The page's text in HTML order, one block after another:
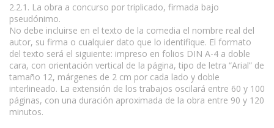
2.2.1. La obra a concurso por triplicado, firmada bajo
pseudónimo.
No debe incluirse en el texto de la comedia el nombre real del
autor, su firma o cualquier dato que lo identifique. El formato
del texto será el siguiente: impreso en folios DIN A-4 a doble
cara, con orientación vertical de la página, tipo de letra “Arial” de
tamaño 12, márgenes de 2 cm por cada lado y doble
interlineado. La extensión de los trabajos oscilará entre 60 y 100
páginas, con una duración aproximada de la obra entre 90 y 120
minutos.